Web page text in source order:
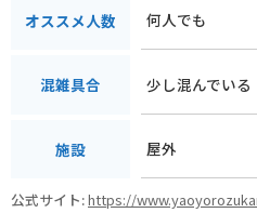
オススメ人数 何人でも
混雑具合 少し混んでいる
施設 屋外
公式サイト:https://